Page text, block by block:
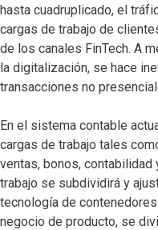
hasta cuadruplicado, el
cargas de trabajo de
de los canales FinTech. A
la digitalización, se hace
transacciones no
En el sistema contable
cargas de trabajo tales
ventas, bonos, contabilidad
trabajo se subdividirá y
tecnología de
negocio de producto, se